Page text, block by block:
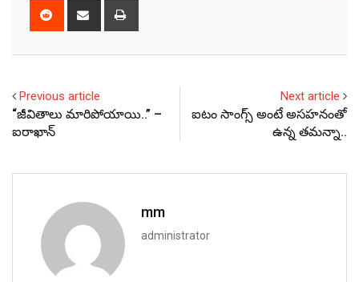
Reddit
Share
Previous article
“జీవితాలు మారిపోయాయి..” –
ఐరాఖాన్
Next article
ఐటం సాంగ్స్ అంటే అసహనంతో
ఉన్న తమన్నా..
mm
administrator